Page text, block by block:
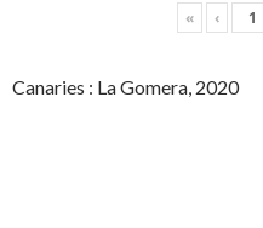
« ‹
Canaries : La Gomera, 2020